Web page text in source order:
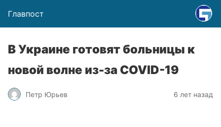
Главпост
В Украине готовят больницы к
новой волне из-за COVID-19
Петр Юрьев 6 лет назад